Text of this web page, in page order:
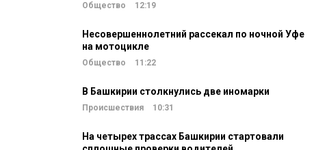
Общество 12:19
Несовершеннолетний рассекал по ночной Уфе
на мотоцикле
Общество 11:22
В Башкирии столкнулись две иномарки
Происшествия 10:31
На четырех трассах Башкирии стартовали